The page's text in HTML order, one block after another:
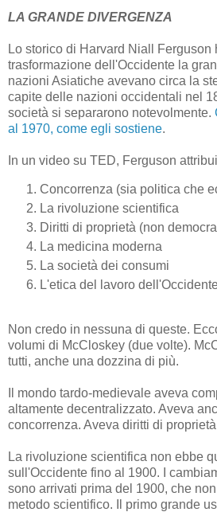
LA GRANDE DIVERGENZA
Lo storico di Harvard Niall Ferguson
trasformazione dell'Occidente la
nazioni Asiatiche avevano circa la
capite delle nazioni occidentali nel
società si separarono notevolmente.
al 1970, come egli sostiene.
In un video su TED, Ferguson
Concorrenza (sia politica che
La rivoluzione scientifica
Diritti di proprietà (non
La medicina moderna
La società dei consumi
L'etica del lavoro
Non credo in nessuna di queste.
volumi di McCloskey (due volte).
tutti, anche una dozzina di più.
Il mondo tardo-medievale aveva
altamente decentralizzato. Aveva
concorrenza. Aveva diritti di
La rivoluzione scientifica non ebbe
sull'Occidente fino al 1900. I
sono arrivati prima del 1900, che
metodo scientifico. Il primo grande